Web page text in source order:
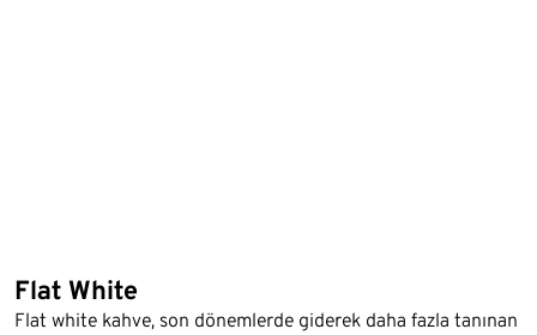
Flat White
Flat white kahve, son dönemlerde giderek daha fazla tanınan